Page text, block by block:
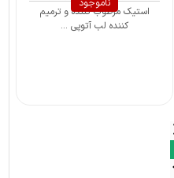
ناموجود
استیک مرطوب کننده و ترمیم
کننده لب آتوپی ...